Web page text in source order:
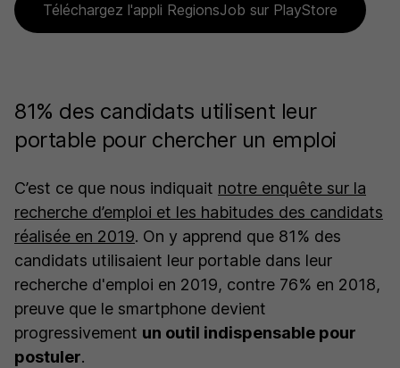
Téléchargez l'appli RegionsJob sur PlayStore
81% des candidats utilisent leur
portable pour chercher un emploi
C’est ce que nous indiquait notre enquête sur la
recherche d’emploi et les habitudes des candidats
réalisée en 2019. On y apprend que 81% des
candidats utilisaient leur portable dans leur
recherche d'emploi en 2019, contre 76% en 2018,
preuve que le smartphone devient
progressivement un outil indispensable pour
postuler.